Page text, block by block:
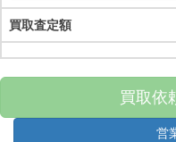
買取査定額
買取依
営